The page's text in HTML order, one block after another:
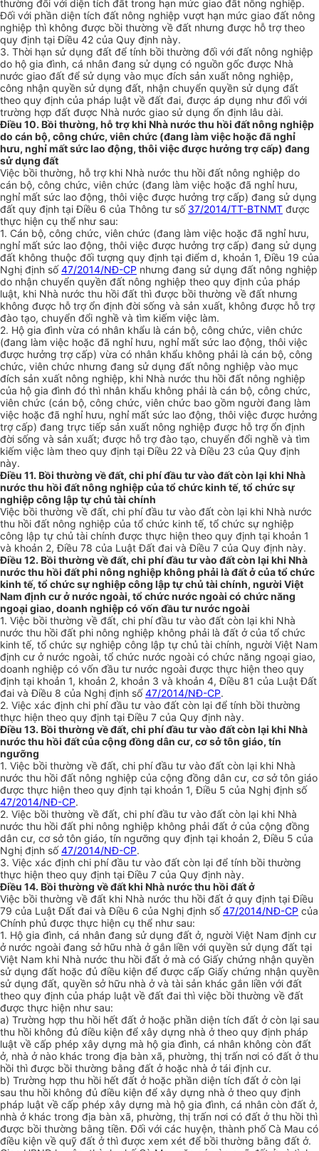
thường đối với diện tích đất trong hạn mức giao đất nông nghiệp.
Đối với phần diện tích đất nông nghiệp vượt hạn mức giao đất nông
nghiệp thì không được bồi thường về đất nhưng được hỗ trợ theo
quy định tại Điều 42 của Quy định này.
3. Thời hạn sử dụng đất để tính bồi thường đối với đất nông nghiệp
do hộ gia đình, cá nhân đang sử dụng có nguồn gốc được Nhà
nước giao đất để sử dụng vào mục đích sản xuất nông nghiệp,
công nhận quyền sử dụng đất, nhận chuyển quyền sử dụng đất
theo quy định của pháp luật về đất đai, được áp dụng như đối với
trường hợp đất được Nhà nước giao sử dụng ổn định lâu dài.
Điều 10. Bồi thường, hỗ trợ khi Nhà nước thu hồi đất nông nghiệp
do cán bộ, công chức, viên chức (đang làm việc hoặc đã nghỉ
hưu, nghỉ mất sức lao động, thôi việc được hưởng trợ cấp) đang
sử dụng đất
Việc bồi thường, hỗ trợ khi Nhà nước thu hồi đất nông nghiệp do
cán bộ, công chức, viên chức (đang làm việc hoặc đã nghỉ hưu,
nghỉ mất sức lao động, thôi việc được hưởng trợ cấp) đang sử dụng
đất quy định tại Điều 6 của Thông tư số 37/2014/TT-BTNMT được
thực hiện cụ thể như sau:
1. Cán bộ, công chức, viên chức (đang làm việc hoặc đã nghỉ hưu,
nghỉ mất sức lao động, thôi việc được hưởng trợ cấp) đang sử dụng
đất không thuộc đối tượng quy định tại điểm d, khoản 1, Điều 19 của
Nghị định số47/2014/NĐ-CP nhưng đang sử dụng đất nông nghiệp
do nhận chuyển quyền đất nông nghiệp theo quy định của pháp
luật, khi Nhà nước thu hồi đất thì được bồi thường về đất nhưng
không được hỗ trợ ổn định đời sống và sản xuất, không được hỗ trợ
đào tạo, chuyển đổi nghề và tìm kiếm việc làm.
2. Hộ gia đình vừa có nhân khẩu là cán bộ, công chức, viên chức
(đang làm việc hoặc đã nghỉ hưu, nghỉ mất sức lao động, thôi việc
được hưởng trợ cấp) vừa có nhân khẩu không phải là cán bộ, công
chức, viên chức nhưng đang sử dụng đất nông nghiệp vào mục
đích sản xuất nông nghiệp, khi Nhà nước thu hồi đất nông nghiệp
của hộ gia đình đó thì nhân khẩu không phải là cán bộ, công chức,
viên chức (cán bộ, công chức, viên chức bao gồm người đang làm
việc hoặc đã nghỉ hưu, nghỉ mất sức lao động, thôi việc được hưởng
trợ cấp) đang trực tiếp sản xuất nông nghiệp được hỗ trợ ổn định
đời sống và sản xuất; được hỗ trợ đào tạo, chuyển đổi nghề và tìm
kiếm việc làm theo quy định tại Điều 22 và Điều 23 của Quy định
này.
Điều 11. Bồi thường về đất, chi phí đầu tư vào đất còn lại khi Nhà
nước thu hồi đất nông nghiệp của tổ chức kinh tế, tổ chức sự
nghiệp công lập tự chủ tài chính
Việc bồi thường về đất, chi phí đầu tư vào đất còn lại khi Nhà nước
thu hồi đất nông nghiệp của tổ chức kinh tế, tổ chức sự nghiệp
công lập tự chủ tài chính được thực hiện theo quy định tại khoản 1
và khoản 2, Điều 78 của Luật Đất đai và Điều 7 của Quy định này.
Điều 12. Bồi thường về đất, chi phí đầu tư vào đất còn lại khi Nhà
nước thu hồi đất phi nông nghiệp không phải là đất ở của tổ chức
kinh tế, tổ chức sự nghiệp công lập tự chủ tài chính, người Việt
Nam định cư ở nước ngoài, tổ chức nước ngoài có chức năng
ngoại giao, doanh nghiệp có vốn đầu tư nước ngoài
1. Việc bồi thường về đất, chi phí đầu tư vào đất còn lại khi Nhà
nước thu hồi đất phi nông nghiệp không phải là đất ở của tổ chức
kinh tế, tổ chức sự nghiệp công lập tự chủ tài chính, người Việt Nam
định cư ở nước ngoài, tổ chức nước ngoài có chức năng ngoại giao,
doanh nghiệp có vốn đầu tư nước ngoài được thực hiện theo quy
định tại khoản 1, khoản 2, khoản 3 và khoản 4, Điều 81 của Luật Đất
đai và Điều 8 của Nghị định số47/2014/NĐ-CP.
2. Việc xác định chi phí đầu tư vào đất còn lại để tính bồi thường
thực hiện theo quy định tại Điều 7 của Quy định này.
Điều 13. Bồi thường về đất, chi phí đầu tư vào đất còn lại khi Nhà
nước thu hồi đất của cộng đồng dân cư, cơ sở tôn giáo, tín
ngưỡng
1. Việc bồi thường về đất, chi phí đầu tư vào đất còn lại khi Nhà
nước thu hồi đất nông nghiệp của cộng đồng dân cư, cơ sở tôn giáo
được thực hiện theo quy định tại khoản 1, Điều 5 của Nghị định số
47/2014/NĐ-CP.
2. Việc bồi thường về đất, chi phí đầu tư vào đất còn lại khi Nhà
nước thu hồi đất phi nông nghiệp không phải đất ở của cộng đồng
dân cư, cơ sở tôn giáo, tín ngưỡng quy định tại khoản 2, Điều 5 của
Nghị định số47/2014/NĐ-CP.
3. Việc xác định chi phí đầu tư vào đất còn lại để tính bồi thường
thực hiện theo quy định tại Điều 7 của Quy định này.
Điều 14. Bồi thường về đất khi Nhà nước thu hồi đất ở
Việc bồi thường về đất khi Nhà nước thu hồi đất ở quy định tại Điều
79 của Luật Đất đai và Điều 6 của Nghị định số47/2014/NĐ-CP của
Chính phủ được thực hiện cụ thể như sau:
1. Hộ gia đình, cá nhân đang sử dụng đất ở, người Việt Nam định cư
ở nước ngoài đang sở hữu nhà ở gắn liền với quyền sử dụng đất tại
Việt Nam khi Nhà nước thu hồi đất ở mà có Giấy chứng nhận quyền
sử dụng đất hoặc đủ điều kiện để được cấp Giấy chứng nhận quyền
sử dụng đất, quyền sở hữu nhà ở và tài sản khác gắn liền với đất
theo quy định của pháp luật về đất đai thì việc bồi thường về đất
được thực hiện như sau:
a) Trường hợp thu hồi hết đất ở hoặc phần diện tích đất ở còn lại sau
thu hồi không đủ điều kiện để xây dựng nhà ở theo quy định pháp
luật về cấp phép xây dựng mà hộ gia đình, cá nhân không còn đất
ở, nhà ở nào khác trong địa bàn xã, phường, thị trấn nơi có đất ở thu
hồi thì được bồi thường bằng đất ở hoặc nhà ở tái định cư.
b) Trường hợp thu hồi hết đất ở hoặc phần diện tích đất ở còn lại
sau thu hồi không đủ điều kiện để xây dựng nhà ở theo quy định
pháp luật về cấp phép xây dựng mà hộ gia đình, cá nhân còn đất ở,
nhà ở khác trong địa bàn xã, phường, thị trấn nơi có đất ở thu hồi thì
được bồi thường bằng tiền. Đối với các huyện, thành phố Cà Mau có
điều kiện về quỹ đất ở thì được xem xét để bồi thường bằng đất ở.